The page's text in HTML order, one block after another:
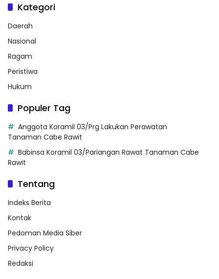
Kategori
Daerah
Nasional
Ragam
Peristiwa
Hukum
Populer Tag
Anggota Koramil 03/Prg Lakukan Perawatan
Tanaman Cabe Rawit
Babinsa Koramil 03/Pariangan Rawat Tanaman Cabe
Rawit
Tentang
Indeks Berita
Kontak
Pedoman Media Siber
Privacy Policy
Redaksi